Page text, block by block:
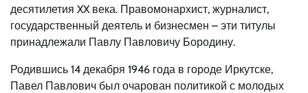
десятилетия XX века. Правомонархист, журналист,
государственный деятель и бизнесмен – эти титулы
принадлежали Павлу Павловичу Бородину.
Родившись 14 декабря 1946 года в городе Иркутске,
Павел Павлович был очарован политикой с молодых